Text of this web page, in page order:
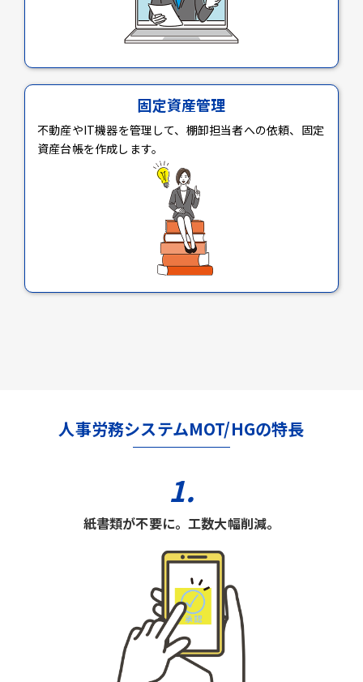
固定資産管理
不動産やIT機器を管理して、棚卸担当者への依頼、固定
資産台帳を作成します。
人事労務システムMOT/HGの特長
1.
紙書類が不要に。工数大幅削減。